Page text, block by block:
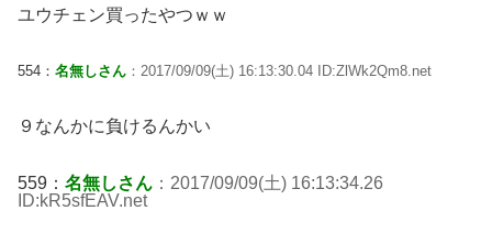
ユウチェン買ったやつｗｗ
554： 名無しさん ：2017/09/09(土) 16:13:30.04 ID:ZlWk2Qm8.net
９なんかに負けるんかい
559： 名無しさん ：2017/09/09(土) 16:13:34.26
ID:kR5sfEAV.net